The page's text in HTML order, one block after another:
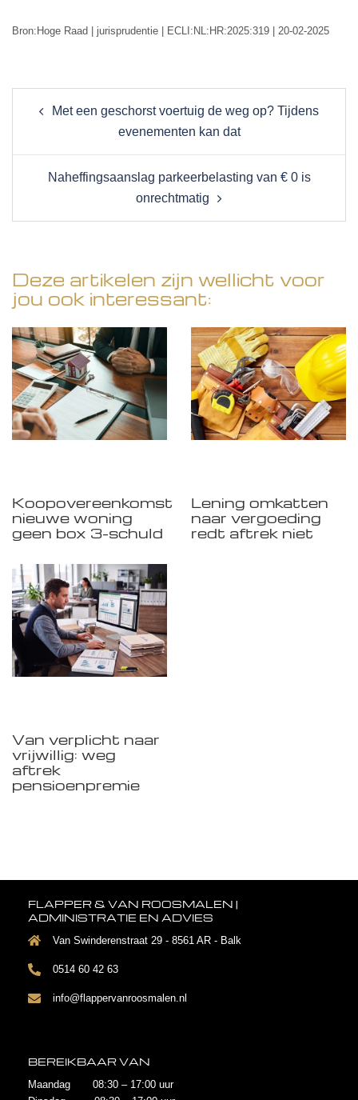
Bron:Hoge Raad | jurisprudentie | ECLI:NL:HR:2025:319 | 20-02-2025
Post
navigation
Met een geschorst voertuig de weg op? Tijdens
evenementen kan dat
Naheffingsaanslag parkeerbelasting van € 0 is
onrechtmatig
Deze artikelen zijn wellicht voor
jou ook interessant:
Koopovereenkomst
nieuwe woning
geen box 3-schuld
Lening omkatten
naar vergoeding
redt aftrek niet
Van verplicht naar
vrijwillig: weg
aftrek
pensioenpremie
FLAPPER & VAN ROOSMALEN |
ADMINISTRATIE EN ADVIES
Van Swinderenstraat 29 - 8561 AR - Balk
0514 60 42 63
info@flappervanroosmalen.nl
BEREIKBAAR VAN
Maandag 08:30 – 17:00 uur